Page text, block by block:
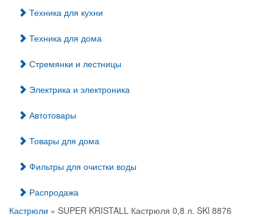
Техника для кухни
Техника для дома
Стремянки и лестницы
Электрика и электроника
Автотовары
Товары для дома
Фильтры для очистки воды
Распродажа
Кастрюли » SUPER KRISTALL Кастрюля 0,8 л. SKl 8876